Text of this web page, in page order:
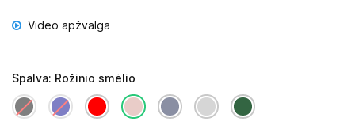
Video apžvalga
Spalva: Rožinio smėlio